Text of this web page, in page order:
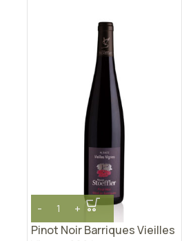
Pinot Noir Barriques Vieilles